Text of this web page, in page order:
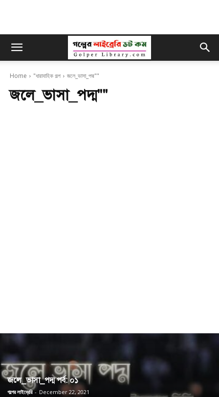
Home "ধারাবাহিক গল্প জলে_ভাসা_পদ্ম""
জলে_ভাসা_পদ্ম""
জলে_ভাসা_পদ্ম পর্ব: ০১
গল্পের লাইব্রেরি - December 22, 2021